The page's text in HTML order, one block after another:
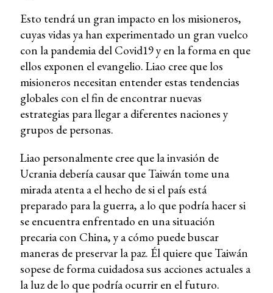
Esto tendrá un gran impacto en los misioneros,
cuyas vidas ya han experimentado un gran vuelco
con la pandemia del Covid19 y en la forma en que
ellos exponen el evangelio. Liao cree que los
misioneros necesitan entender estas tendencias
globales con el fin de encontrar nuevas
estrategias para llegar a diferentes naciones y
grupos de personas.
Liao personalmente cree que la invasión de
Ucrania debería causar que Taiwán tome una
mirada atenta a el hecho de si el país está
preparado para la guerra, a lo que podría hacer si
se encuentra enfrentado en una situación
precaria con China, y a cómo puede buscar
maneras de preservar la paz. Él quiere que Taiwán
sopese de forma cuidadosa sus acciones actuales a
la luz de lo que podría ocurrir en el futuro.